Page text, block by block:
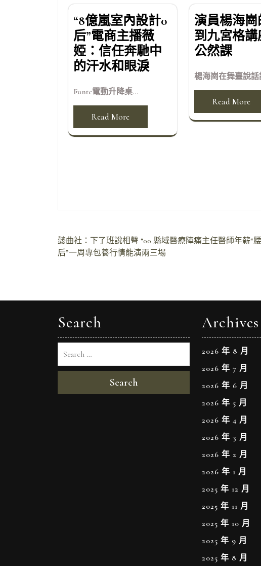
“8億嵐室內設計0
后”電商主播薇
婭：信任奔馳中
的汗水和眼淚
Funte電動升降桌...
Read More
演員楊海崗
到九宮格講
公然課
楊海崗在舞臺說話
Read More
文
章
覽
縣域醫療陣痛主任醫師年薪“
懿曲社：下了班說相聲 “00
后”一周專包養行情能演兩三場
Search
Search
Archives
2026 年 8 月
2026 年 7 月
2026 年 6 月
2026 年 5 月
2026 年 4 月
2026 年 3 月
2026 年 2 月
2026 年 1 月
2025 年 12 月
2025 年 11 月
2025 年 10 月
2025 年 9 月
2025 年 8 月